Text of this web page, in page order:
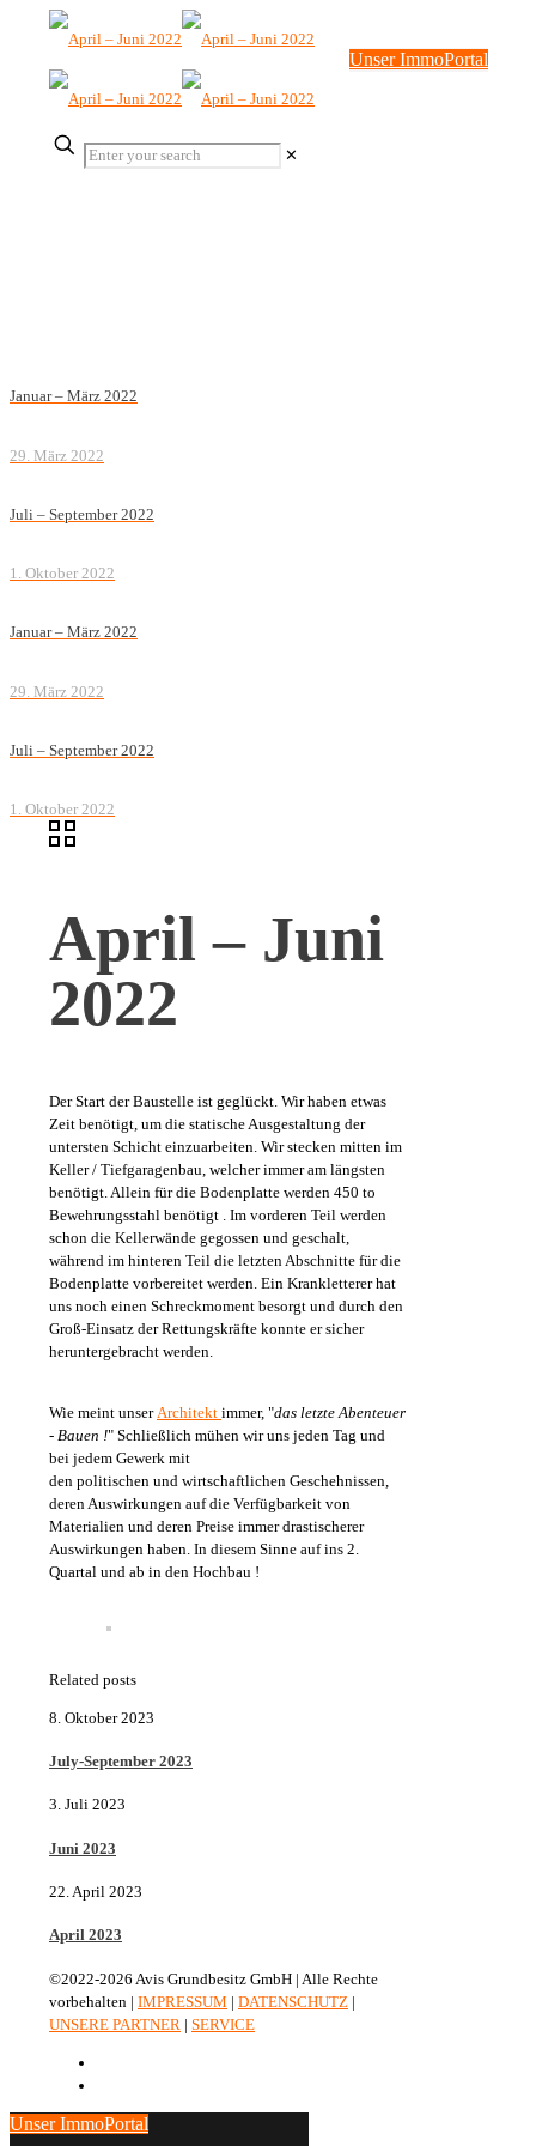
Unser ImmoPortal
✕
Januar – März 2022
29. März 2022
Juli – September 2022
1. Oktober 2022
Januar – März 2022
29. März 2022
Juli – September 2022
1. Oktober 2022
April – Juni
2022
Der Start der Baustelle ist geglückt. Wir haben etwas
Zeit benötigt, um die statische Ausgestaltung der
untersten Schicht einzuarbeiten. Wir stecken mitten im
Keller / Tiefgaragenbau, welcher immer am längsten
benötigt. Allein für die Bodenplatte werden 450 to
Bewehrungsstahl benötigt . Im vorderen Teil werden
schon die Kellerwände gegossen und geschalt,
während im hinteren Teil die letzten Abschnitte für die
Bodenplatte vorbereitet werden. Ein Krankletterer hat
uns noch einen Schreckmoment besorgt und durch den
Groß-Einsatz der Rettungskräfte konnte er sicher
heruntergebracht werden.
Wie meint unser Architekt immer, "das letzte Abenteuer
- Bauen !" Schließlich mühen wir uns jeden Tag und
bei jedem Gewerk mit
den politischen und wirtschaftlichen Geschehnissen,
deren Auswirkungen auf die Verfügbarkeit von
Materialien und deren Preise immer drastischerer
Auswirkungen haben. In diesem Sinne auf ins 2.
Quartal und ab in den Hochbau !
Related posts
8. Oktober 2023
July-September 2023
3. Juli 2023
Juni 2023
22. April 2023
April 2023
©2022-2026 Avis Grundbesitz GmbH | Alle Rechte
vorbehalten | IMPRESSUM | DATENSCHUTZ |
UNSERE PARTNER | SERVICE
Unser ImmoPortal